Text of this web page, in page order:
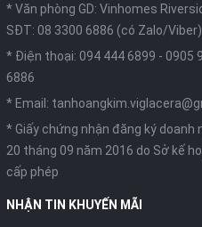
* Văn phòng GD: Vinhomes
SĐT: 08 3300 6886 (có Zalo/Viber)
* Điện thoại: 094 444 6899 - 0905
6886
* Email:
* Giấy chứng nhận đăng ký
20 tháng 09 năm 2016 do Sở kế
cấp phép
NHẬN TIN KHUYẾN MÃI